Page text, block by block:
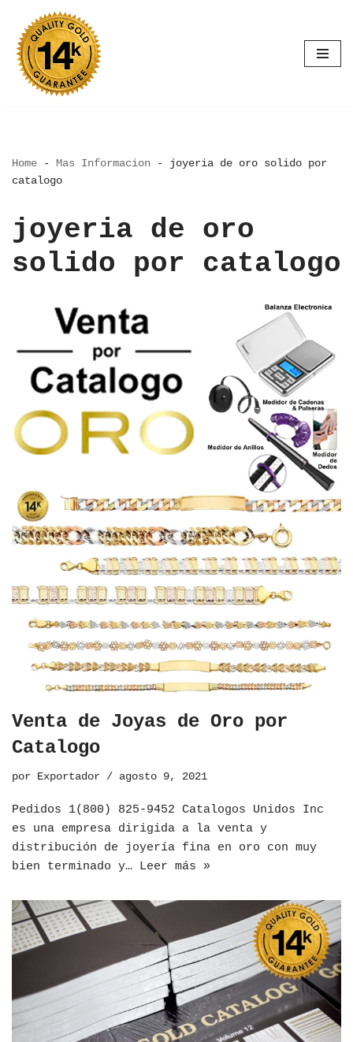
Saltar
al
contenido
Home - Mas Informacion - joyeria de oro solido por
catalogo
joyeria de oro
solido por catalogo
Venta de Joyas de Oro por
Catalogo
por Exportador agosto 9, 2021
Pedidos 1(800) 825-9452 Catalogos Unidos Inc
es una empresa dirigida a la venta y
distribución de joyería fina en oro con muy
bien terminado y… Leer más »